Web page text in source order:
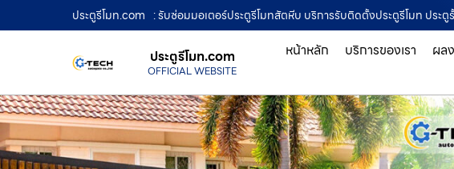
ประตูรีโมท.com : รับซ่อมมอเตอร์ประตูรีโมทสัตหีบ บริการรับติดตั้งประตูรีโมท ประ
ประตูรีโมท.com
OFFICIAL WEBSITE
หน้าหลัก บริการของเรา ผล